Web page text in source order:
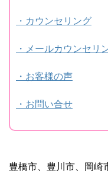
・カウンセリング
・メールカウンセリ
・お客様の声
・お問い合せ
豊橋市、豊川市、岡崎